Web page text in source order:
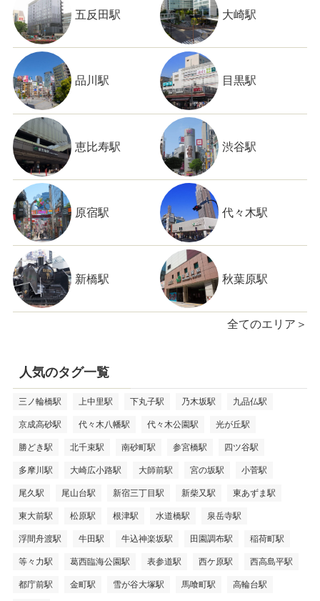
五反田駅 大崎駅
品川駅 目黒駅
恵比寿駅 渋谷駅
原宿駅 代々木駅
新橋駅 秋葉原駅
全てのエリア＞
人気のタグ一覧
三ノ輪橋駅 上中里駅 下丸子駅 乃木坂駅 九品仏駅
京成高砂駅 代々木八幡駅 代々木公園駅 光が丘駅
勝どき駅 北千束駅 南砂町駅 参宮橋駅 四ツ谷駅
多摩川駅 大崎広小路駅 大師前駅 宮の坂駅 小菅駅
尾久駅 尾山台駅 新宿三丁目駅 新柴又駅 東あずま駅
東大前駅 松原駅 根津駅 水道橋駅 泉岳寺駅
浮間舟渡駅 牛田駅 牛込神楽坂駅 田園調布駅 稲荷町駅
等々力駅 葛西臨海公園駅 表参道駅 西ケ原駅 西高島平駅
都庁前駅 金町駅 雪が谷大塚駅 馬喰町駅 高輪台駅